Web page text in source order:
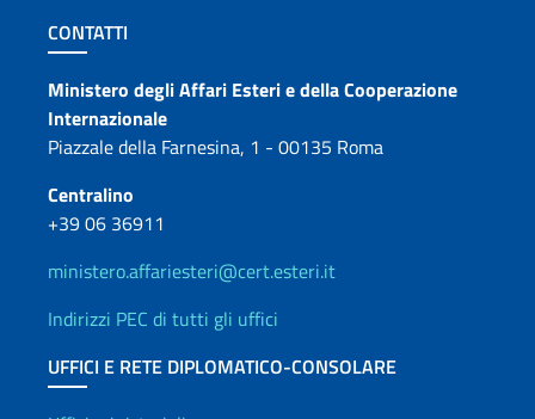
Sezione footer
CONTATTI
Contatti
Ministero degli Affari Esteri e della Cooperazione
Internazionale
Piazzale della Farnesina, 1 - 00135 Roma
Centralino
+39 06 36911
ministero.affariesteri@cert.esteri.it
Indirizzi PEC di tutti gli uffici
UFFICI E RETE DIPLOMATICO-CONSOLARE